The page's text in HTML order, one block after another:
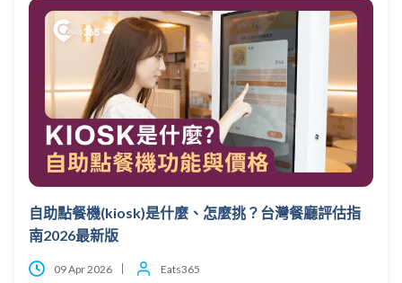
自助點餐機(kiosk)是什麼、怎麼挑？台灣餐廳評估指
南2026最新版
09 Apr 2026 Eats365